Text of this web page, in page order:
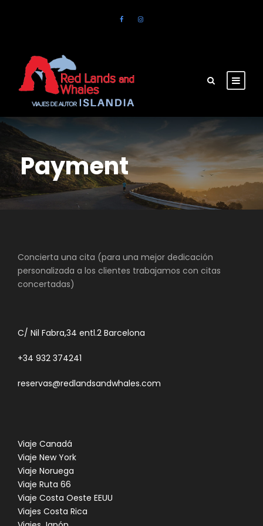
Payment
Concierta una cita (para una mejor dedicación
personalizada a los clientes trabajamos con citas
concertadas)
C/ Nil Fabra,34 entl.2 Barcelona
+34 932 374241
reservas@redlandsandwhales.com
Viaje Canadá
Viaje New York
Viaje Noruega
Viaje Ruta 66
Viaje Costa Oeste EEUU
Viajes Costa Rica